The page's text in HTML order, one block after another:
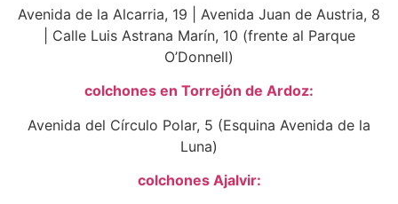
Avenida de la Alcarria, 19 | Avenida Juan de Austria, 8
| Calle Luis Astrana Marín, 10 (frente al Parque
O’Donnell)
colchones en Torrejón de Ardoz:
Avenida del Círculo Polar, 5 (Esquina Avenida de la
Luna)
colchones Ajalvir: